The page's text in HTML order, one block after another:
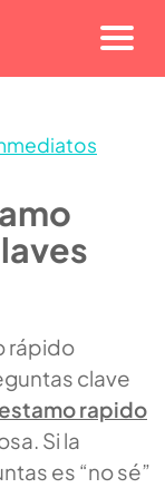
rápido
clave
rapido
Si la
es “no sé”